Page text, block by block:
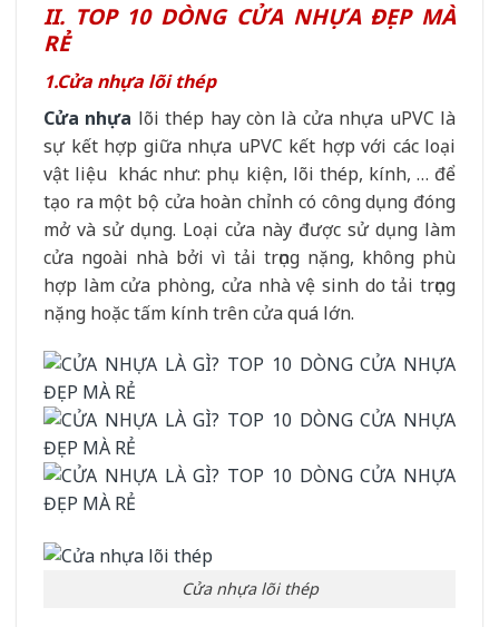
II. TOP 10 DÒNG CỬA NHỰA ĐẸP MÀ
RẺ
1.Cửa nhựa lõi thép
Cửa nhựa lõi thép hay còn là cửa nhựa uPVC là
sự kết hợp giữa nhựa uPVC kết hợp với các loại
vật liệu khác như: phụ kiện, lõi thép, kính, … để
tạo ra một bộ cửa hoàn chỉnh có công dụng đóng
mở và sử dụng. Loại cửa này được sử dụng làm
cửa ngoài nhà bởi vì tải trọng nặng, không phù
hợp làm cửa phòng, cửa nhà vệ sinh do tải trọng
nặng hoặc tấm kính trên cửa quá lớn.
Cửa nhựa lõi thép